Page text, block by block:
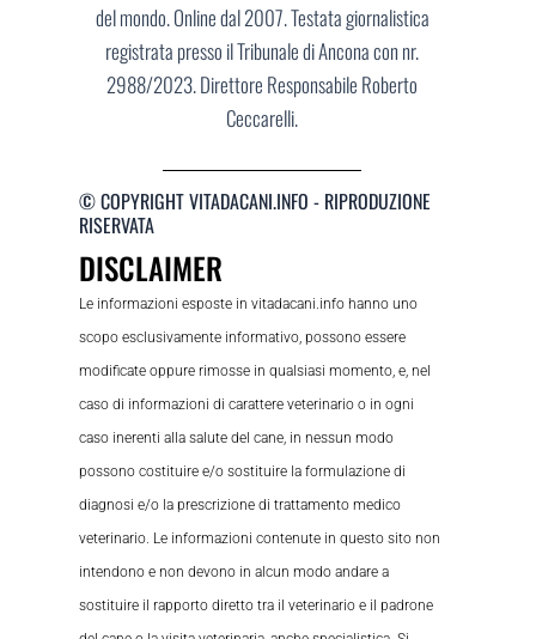
del mondo. Online dal 2007. Testata giornalistica
registrata presso il Tribunale di Ancona con nr.
2988/2023. Direttore Responsabile Roberto
Ceccarelli.
© COPYRIGHT VITADACANI.INFO - RIPRODUZIONE
RISERVATA
DISCLAIMER
Le informazioni esposte in vitadacani.info hanno uno
scopo esclusivamente informativo, possono essere
modificate oppure rimosse in qualsiasi momento, e, nel
caso di informazioni di carattere veterinario o in ogni
caso inerenti alla salute del cane, in nessun modo
possono costituire e/o sostituire la formulazione di
diagnosi e/o la prescrizione di trattamento medico
veterinario. Le informazioni contenute in questo sito non
intendono e non devono in alcun modo andare a
sostituire il rapporto diretto tra il veterinario e il padrone